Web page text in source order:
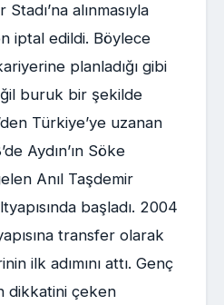
alınmasıyla
iptal edildi. Böylece
planladığı gibi
buruk bir şekilde
Türkiye’ye uzanan
Aydın’ın Söke
Anıl Taşdemir
başladı. 2004
transfer olarak
ilk adımını attı. Genç
dikkatini çeken